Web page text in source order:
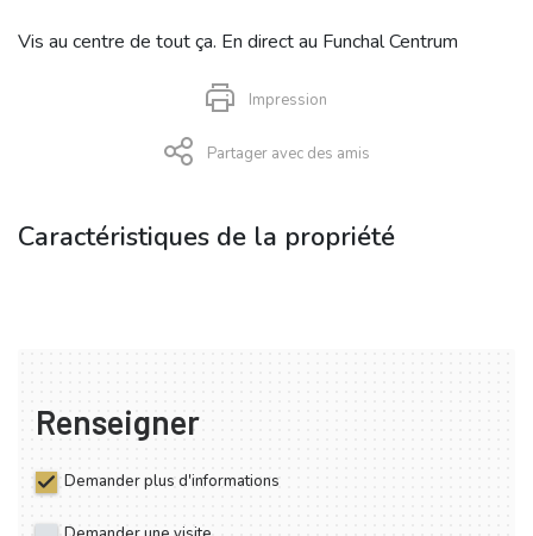
Vis au centre de tout ça. En direct au Funchal Centrum
Impression
Partager avec des amis
Caractéristiques de la propriété
Renseigner
Demander plus d'informations